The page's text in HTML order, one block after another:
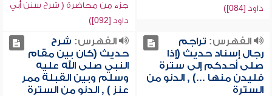
داود [084])
جزء من محاضرة ( شرح سنن أبي
داود [092])
الفهرس: تراجم
رجال إسناد حديث (إذا
صلى أحدكم إلى سترة
فليدن منها ...) , الدنو من
السترة
الفهرس: شرح
حديث (كان بين مقام
النبي صلى الله عليه
وسلم وبين القبلة ممر
عنز ) , الدنو من السترة